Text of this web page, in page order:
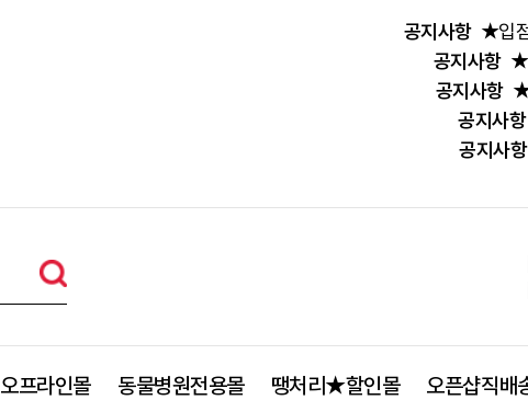
공지사항 ★입
공지사항 ★
공지사항 ★
공지사항
공지사항
오프라인몰 동물병원전용몰 땡처리★할인몰 오픈샵직배